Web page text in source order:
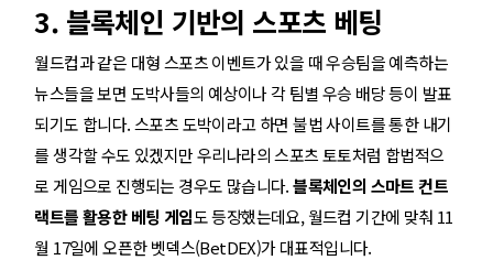
3. 블록체인 기반의 스포츠 베팅
월드컵과 같은 대형 스포츠 이벤트가 있을 때 우승팀을 예측하는
뉴스들을 보면 도박사들의 예상이나 각 팀별 우승 배당 등이 발표
되기도 합니다. 스포츠 도박이라고 하면 불법 사이트를 통한 내기
를 생각할 수도 있겠지만 우리나라의 스포츠 토토처럼 합법적으
로 게임으로 진행되는 경우도 많습니다.블록체인의 스마트 컨트
랙트를 활용한 베팅 게임도 등장했는데요, 월드컵 기간에 맞춰 11
월 17일에 오픈한 벳덱스(BetDEX)가 대표적입니다.